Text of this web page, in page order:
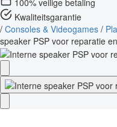
Kwaliteitsgarantie
/ Consoles & Videogames /
speaker PSP voor reparatie